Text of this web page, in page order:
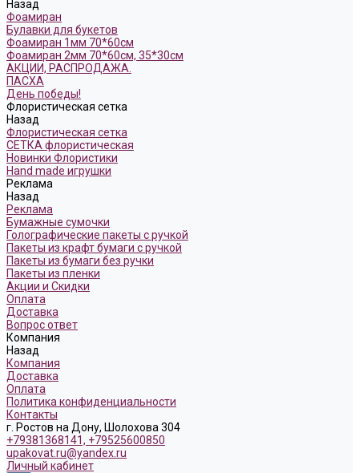
Назад
Фоамиран
Булавки для букетов
Фоамиран 1мм 70*60см
Фоамиран 2мм 70*60см, 35*30см
АКЦИИ, РАСПРОДАЖА.
ПАСХА
День победы!
Флористическая сетка
Назад
Флористическая сетка
СЕТКА флористическая
Новинки Флористики
Hand made игрушки
Реклама
Назад
Реклама
Бумажные сумочки
Голографические пакеты с ручкой
Пакеты из крафт бумаги с ручкой
Пакеты из бумаги без ручки
Пакеты из пленки
Акции и Скидки
Оплата
Доставка
Вопрос ответ
Компания
Назад
Компания
Доставка
Оплата
Политика конфиденциальности
Контакты
г. Ростов на Дону, Шолохова 304
+79381368141, +79525600850
upakovat.ru@yandex.ru
Личный кабинет